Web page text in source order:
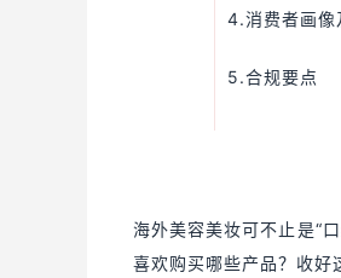
4.消费者画
5.合规要点
海外美容美妆可不止是“
喜欢购买哪些产品？收好